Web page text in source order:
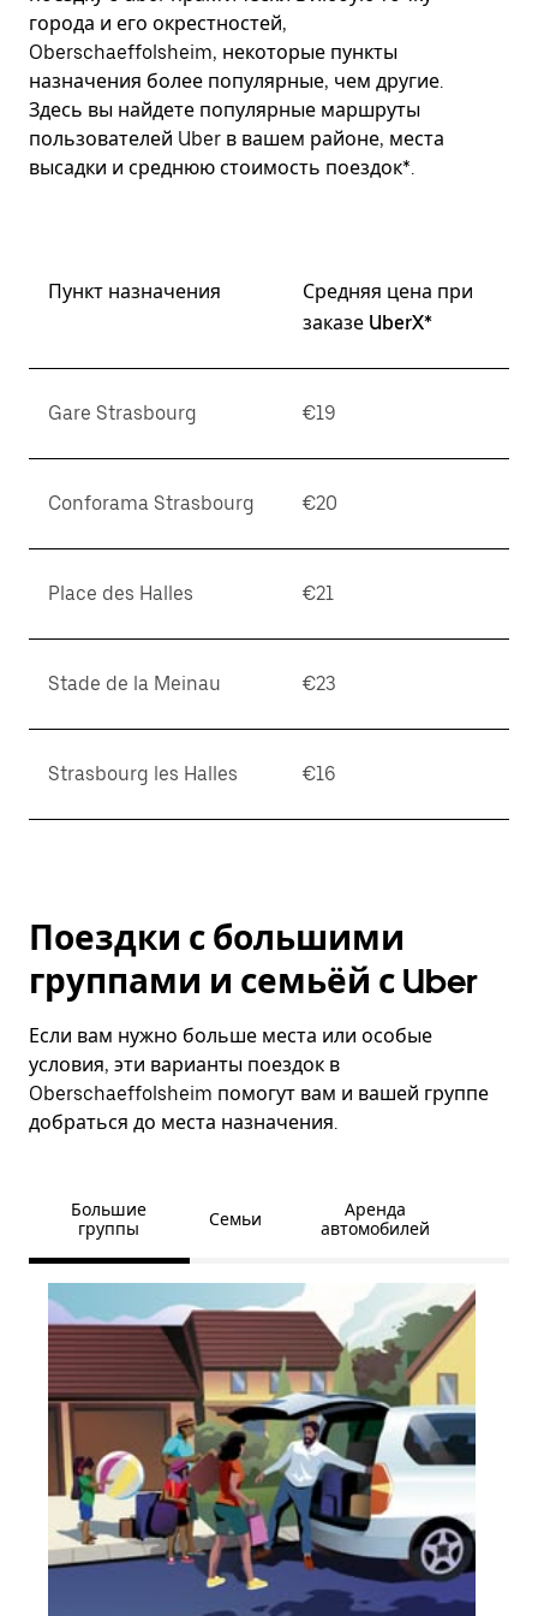
города и его окрестностей,
Oberschaeffolsheim, некоторые пункты
назначения более популярные, чем другие.
Здесь вы найдете популярные маршруты
пользователей Uber в вашем районе, места
высадки и среднюю стоимость поездок*.
Пункт назначения
Средняя цена при
заказе UberX*
Gare Strasbourg €19
Conforama Strasbourg €20
Place des Halles €21
Stade de la Meinau €23
Strasbourg les Halles €16
Поездки с большими
группами и семьёй с Uber
Если вам нужно больше места или особые
условия, эти варианты поездок в
Oberschaeffolsheim помогут вам и вашей группе
добраться до места назначения.
Большие
группы
Семьи
Аренда
автомобилей